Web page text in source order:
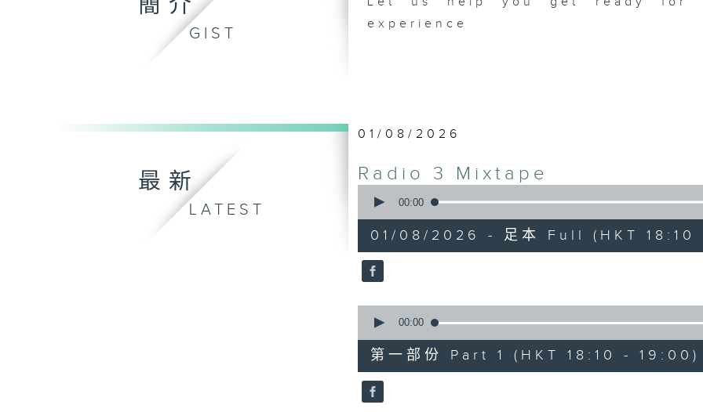
簡介
GIST
experience
最新
LATEST
01/08/2026
Radio 3 Mixtape
seconds
hours,
35
minutes,
0
90%
00:00
01/08/2026 - 足本 Full (HKT
seconds
50
minutes,
0
seconds
90%
00:00
第一部份 Part 1 (HKT 18:10 - 19:00)